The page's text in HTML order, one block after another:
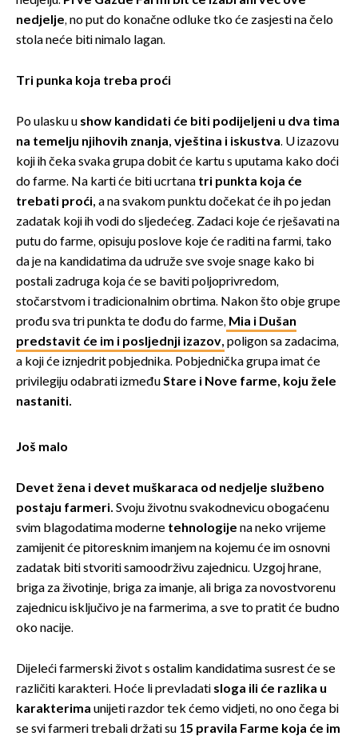
nedjelje, no put do konačne odluke tko će zasjesti na čelo
stola neće biti nimalo lagan.
Tri punka koja treba proći
Po ulasku u show kandidati će biti podijeljeni u dva tima
na temelju njihovih znanja, vještina i iskustva. U izazovu
koji ih čeka svaka grupa dobit će kartu s uputama kako doći
do farme. Na karti će biti ucrtana tri punkta koja će
trebati proći, a na svakom punktu dočekat će ih po jedan
zadatak koji ih vodi do sljedećeg. Zadaci koje će rješavati na
putu do farme, opisuju poslove koje će raditi na farmi, tako
da je na kandidatima da udruže sve svoje snage kako bi
postali zadruga koja će se baviti poljoprivredom,
stočarstvom i tradicionalnim obrtima. Nakon što obje grupe
prođu sva tri punkta te dođu do farme, Mia i Dušan
predstavit će im i posljednji izazov, poligon sa zadacima,
a koji će iznjedrit pobjednika. Pobjednička grupa imat će
privilegiju odabrati izmeđuStare i Nove farme, koju žele
nastaniti.
Još malo
Devet žena i devet muškaraca od nedjelje službeno
postaju farmeri. Svoju životnu svakodnevicu obogaćenu
svim blagodatima moderne tehnologije na neko vrijeme
zamijenit će pitoresknim imanjem na kojemu će im osnovni
zadatak biti stvoriti samoodrživu zajednicu. Uzgoj hrane,
briga za životinje, briga za imanje, ali briga za novostvorenu
zajednicu isključivo je na farmerima, a sve to pratit će budno
oko nacije.
Dijeleći farmerski život s ostalim kandidatima susrest će se
različiti karakteri. Hoće li prevladati sloga ili će razlika u
karakterima unijeti razdor tek ćemo vidjeti, no ono čega bi
se svi farmeri trebali držati su 15 pravila Farme koja će im